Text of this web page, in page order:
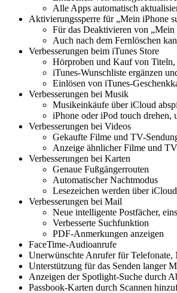
Alle Apps automatisch
Aktivierungssperre für „Mein iPhone
Für das Deaktivieren von
Auch nach dem Fernlöschen
Verbesserungen beim iTunes Store
Hörproben und Kauf von Titeln,
iTunes-Wunschliste ergänzen
Einlösen von iTunes-
Verbesserungen bei Musik
Musikeinkäufe über iCloud
iPhone oder iPod touch
Verbesserungen bei Videos
Gekaufte Filme und TV-
Anzeige ähnlicher Filme und
Verbesserungen bei Karten
Genaue Fußgängerrouten
Automatischer Nachtmodus
Lesezeichen werden über
Verbesserungen bei Mail
Neue intelligente Postfächer,
Verbesserte Suchfunktion
PDF-Anmerkungen anzeigen
FaceTime-Audioanrufe
Unerwünschte Anrufer für Telefonate,
Unterstützung für das Senden langer
Anzeigen der Spotlight-Suche durch
Passbook-Karten durch Scannen